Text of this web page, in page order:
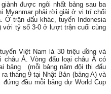
được ngôi nhất bảng sau ba
Myanmar phải rời giải ở vị trí chối
Ở trận đấu khác, tuyển Indonesia
với tỷ số 3-0 ở lượt trận cuối cùng
Việt Nam là 30 triệu đồng và
châu Á. Vòng đấu loại châu Á có
bảng
(mỗi bảng năm đội thi đấu
tháng 9 tại Nhật Bản (bảng A) và
đầu mỗi bảng dự World Cup